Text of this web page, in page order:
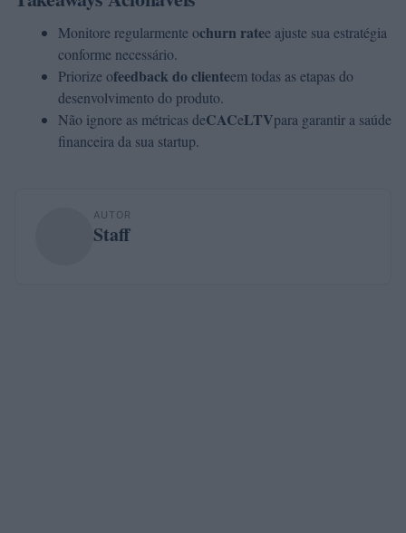
Monitore regularmente ochurn ratee ajuste sua estratégia
conforme necessário.
Priorize ofeedback do clienteem todas as etapas do
desenvolvimento do produto.
Não ignore as métricas deCACeLTVpara garantir a saúde
financeira da sua startup.
AUTOR
Staff